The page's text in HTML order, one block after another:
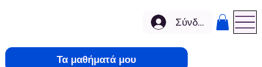
Τα μαθήματά μου
Σύνδεση